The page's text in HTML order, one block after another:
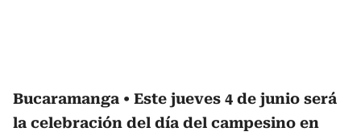
Bucaramanga
Este jueves 4 de junio será
la celebración del día del campesino en